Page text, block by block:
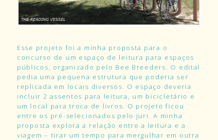
Esse projeto foi a minha proposta para o
concurso de um espaço de leitura para espaços
públicos, organizado pelo Bee Breeders. O edital
pedia uma pequena estrutura que poderia ser
replicada em locais diversos. O espaço deveria
incluir 2 assentos para leitura, um bicicletário e
um local para troca de livros. O projeto ficou
entre os pré-selecionados pelo juri. A minha
proposta explora a relação entre a leitura e a
viagem – tirar um tempo para mergulhar em outra